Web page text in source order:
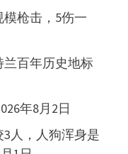
枪击，5伤一
百年历史地标
年8月2日
人，人狗浑身是